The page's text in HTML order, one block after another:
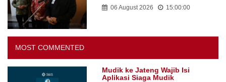
06 August 2026 15:00:00
MOST COMMENTED
Mudik ke Jateng Wajib Isi
Aplikasi Siaga Mudik